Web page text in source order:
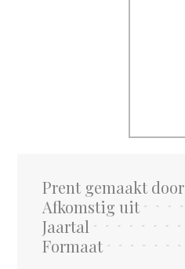
Prent gemaakt door
Afkomstig uit
Jaartal
Formaat